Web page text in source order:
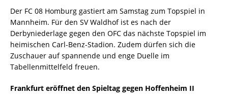
Der FC 08 Homburg gastiert am Samstag zum Topspiel in
Mannheim. Für den SV Waldhof ist es nach der
Derbyniederlage gegen den OFC das nächste Topspiel im
heimischen Carl-Benz-Stadion. Zudem dürfen sich die
Zuschauer auf spannende und enge Duelle im
Tabellenmittelfeld freuen.
Frankfurt eröffnet den Spieltag gegen Hoffenheim II